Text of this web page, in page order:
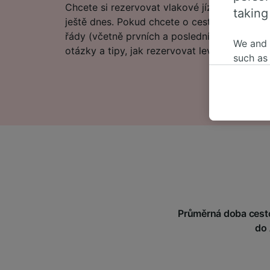
Chcete si rezervovat vlakové jízdenky hned?
ještě dnes. Pokud chcete o cestě vědět
řády (včetně prvních a posledních odjezdů
otázky a tipy, jak rezervovat levné vlakové
Průměrná doba
do
We
such
where
Use
List of